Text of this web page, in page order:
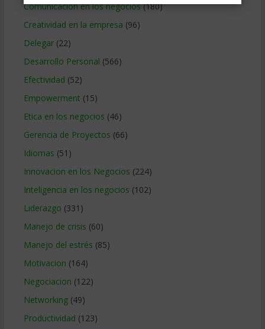
Comunicacion en los negocios(180)
Creatividad en la empresa (96)
Delegar(22)
Desarrollo Personal (566)
Efectividad (52)
Empowerment (15)
Etica en los negocios (46)
Gerencia de Proyectos (66)
Idiomas (51)
Innovacion en los Negocios (224)
Inteligencia en los negocios (102)
Liderazgo (331)
Manejo de crisis (60)
Manejo del estrés (85)
Motivacion (164)
Negociacion (122)
Networking(49)
Productividad (123)